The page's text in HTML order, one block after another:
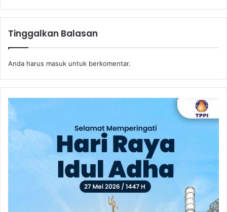
Tinggalkan Balasan
Anda harus masuk untuk berkomentar.